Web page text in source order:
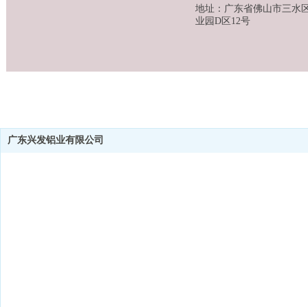
地址：广东省佛山市三水
业园D区12号
广东兴发铝业有限公司